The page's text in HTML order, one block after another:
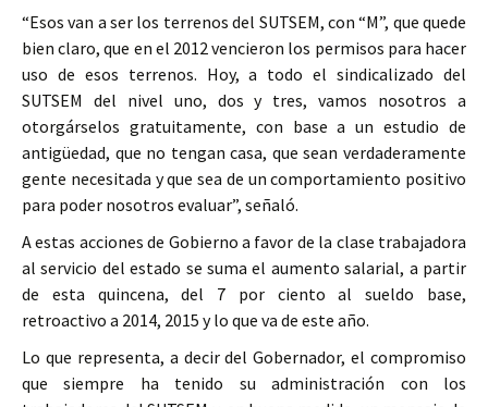
“Esos van a ser los terrenos del SUTSEM, con “M”, que quede
bien claro, que en el 2012 vencieron los permisos para hacer
uso de esos terrenos. Hoy, a todo el sindicalizado del
SUTSEM del nivel uno, dos y tres, vamos nosotros a
otorgárselos gratuitamente, con base a un estudio de
antigüedad, que no tengan casa, que sean verdaderamente
gente necesitada y que sea de un comportamiento positivo
para poder nosotros evaluar”, señaló.
A estas acciones de Gobierno a favor de la clase trabajadora
al servicio del estado se suma el aumento salarial, a partir
de esta quincena, del 7 por ciento al sueldo base,
retroactivo a 2014, 2015 y lo que va de este año.
Lo que representa, a decir del Gobernador, el compromiso
que siempre ha tenido su administración con los